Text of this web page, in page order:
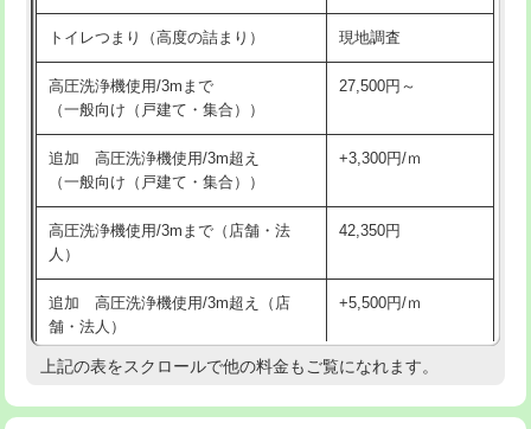
トイレつまり（高度の詰まり） 現地調査
高圧洗浄機使用/3mまで
（一般向け（戸建て・集合））
27,500円～
追加 高圧洗浄機使用/3m超え
（一般向け（戸建て・集合））
+3,300円/ｍ
高圧洗浄機使用/3mまで（店舗・法
人）
42,350円
追加 高圧洗浄機使用/3m超え（店
舗・法人）
+5,500円/ｍ
高度高圧洗浄換 現地調査
上記の表をスクロールで他の料金もご覧になれます。